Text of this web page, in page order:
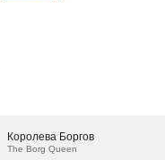
Королева Боргов
The Borg Queen